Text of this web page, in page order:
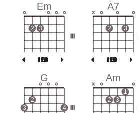
Em
o
2 3
o o o
A7
x o
2
o
3
o
G
3
2
o o o
4
Am
x o
2 3
1
o